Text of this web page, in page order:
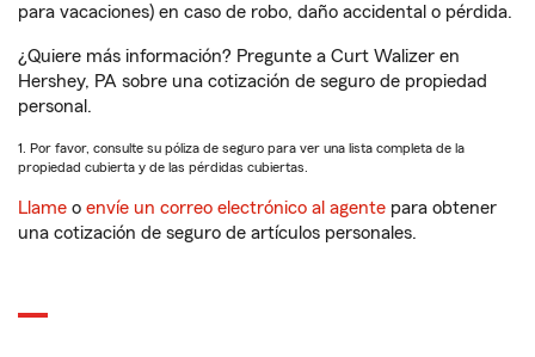
para vacaciones) en caso de robo, daño accidental o pérdida.
¿Quiere más información? Pregunte a Curt Walizer en
Hershey, PA sobre una cotización de seguro de propiedad
personal.
1. Por favor, consulte su póliza de seguro para ver una lista completa de la
propiedad cubierta y de las pérdidas cubiertas.
Llame o envíe un correo electrónico al agente para obtener
una cotización de seguro de artículos personales.